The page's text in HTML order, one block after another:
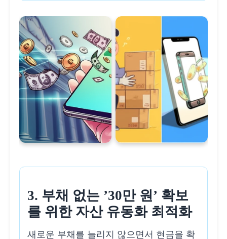
3. 부채 없는 ’30만 원’ 확보
를 위한 자산 유동화 최적화
새로운 부채를 늘리지 않으면서 현금을 확